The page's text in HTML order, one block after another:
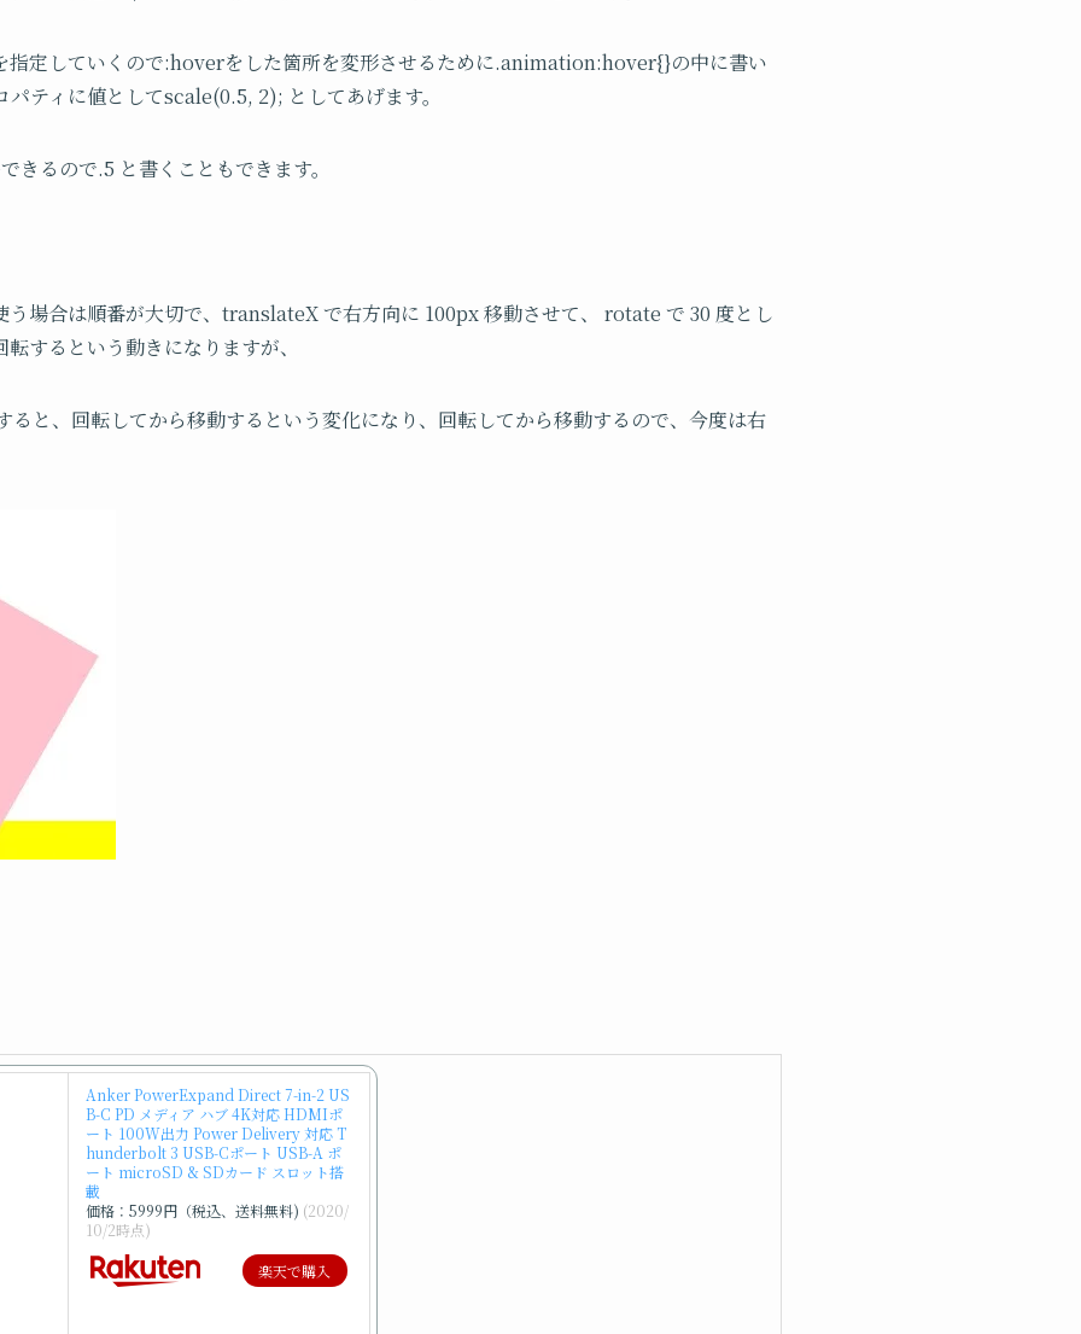
指定していくので:hoverをした箇所を変形させるために.animation:hover{}の中に書い
ティに値としてscale(0.5, 2); としてあげます。
きるので.5 と書くこともできます。
う場合は順番が大切で、translateX で右方向に 100px 移動させて、 rotate で 30 度とし
するという動きになりますが、
ると、回転してから移動するという変化になり、回転してから移動するので、今度は右
Anker PowerExpand Direct 7-in-2 US
B-C PD メディア ハブ 4K対応 HDMIポ
ート 100W出力 Power Delivery 対応 T
hunderbolt 3 USB-Cポート USB-A ポ
ート microSD & SDカード スロット搭
載
価格：5999円（税込、送料無料) (2020/
10/2時点)
楽天で購入